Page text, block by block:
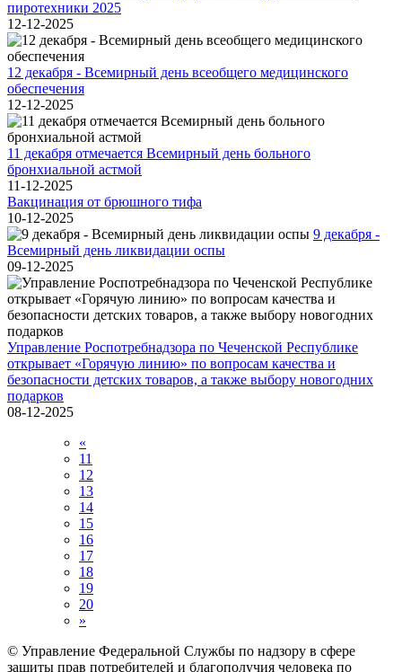
пиротехники 2025
12-12-2025
12 декабря - Всемирный день всеобщего медицинского
обеспечения
12-12-2025
11 декабря отмечается Всемирный день больного
бронхиальной астмой
11-12-2025
Вакцинация от брюшного тифа
10-12-2025
9 декабря -
Всемирный день ликвидации оспы
09-12-2025
Управление Роспотребнадзора по Чеченской Республике
открывает «Горячую линию» по вопросам качества и
безопасности детских товаров, а также выбору новогодних
подарков
08-12-2025
«
11
12
13
14
15
16
17
18
19
20
»
© Управление Федеральной Службы по надзору в сфере
защиты прав потребителей и благополучия человека по